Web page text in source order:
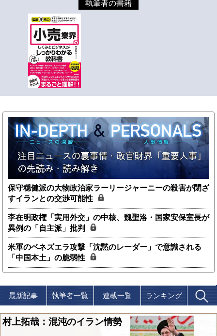
執筆者の書籍
保守穏健派の大物政治家ラーリージャーニーの殺害が閉ざ
すイランとの交渉可能性
李在明政権「実用外交」の中核、魏聖洛・国家安保室長が
異例の「自主派」批判
米軍のベネズエラ攻撃「沈黙のレーダー」で意識される
「中国本土」の脆弱性
最新記事 執筆者一覧 連載一覧 ランキング
村上拓哉：混沌のイラン情勢